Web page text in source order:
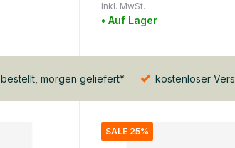
Inkl. MwSt.
• Auf Lager
bestellt, morgen geliefert* kostenloser
SALE 25%